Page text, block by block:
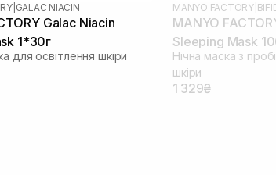
| GALAC NIACIN
Galac Niacin
1*30г
для освітлення шкіри
MANYO FACTORY|
MANYO
Sleeping Mask
Нічна маска з
шкіри
1 329₴